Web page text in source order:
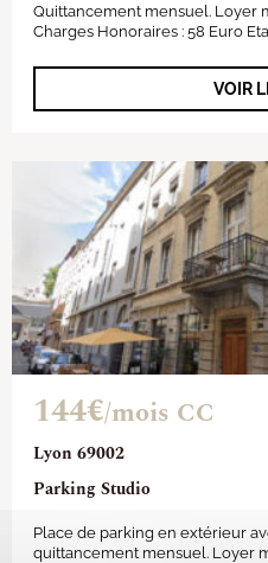
Quittancement mensuel. Loyer
Charges Honoraires : 58 Euro
VOIR
Lyon 69002
Parking Studio
144€/mois CC
Place de parking en extérieur
quittancement mensuel. Loyer